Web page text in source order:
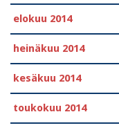
elokuu 2014
heinäkuu 2014
kesäkuu 2014
toukokuu 2014